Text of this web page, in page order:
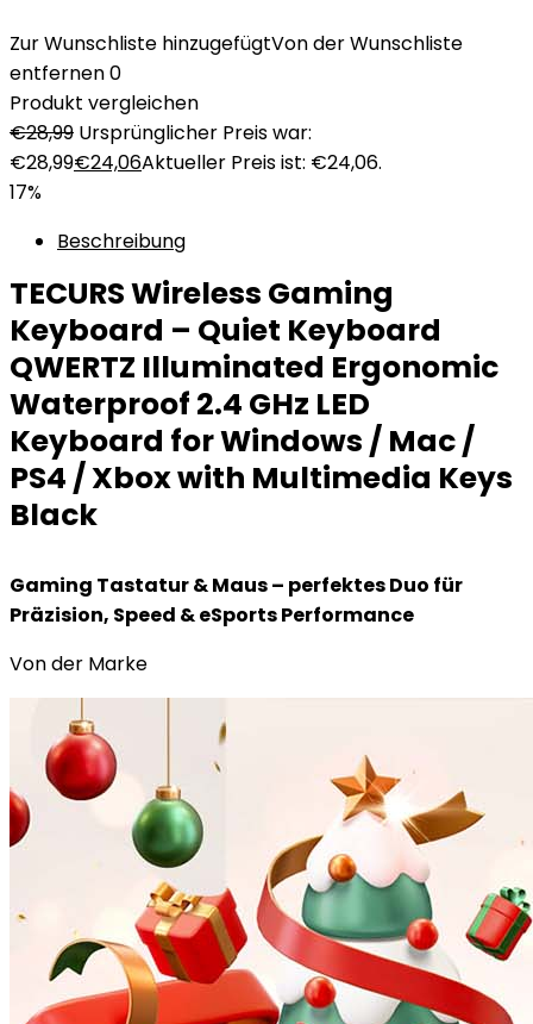
Zur Wunschliste hinzugefügtVon der Wunschliste
entfernen0
Produkt vergleichen
€28,99 Ursprünglicher Preis war:
€28,99€24,06Aktueller Preis ist: €24,06.
17%
Beschreibung
TECURS Wireless Gaming
Keyboard – Quiet Keyboard
QWERTZ Illuminated Ergonomic
Waterproof 2.4 GHz LED
Keyboard for Windows / Mac /
PS4 / Xbox with Multimedia Keys
Black
Gaming Tastatur & Maus – perfektes Duo für
Präzision, Speed & eSports Performance
Von der Marke